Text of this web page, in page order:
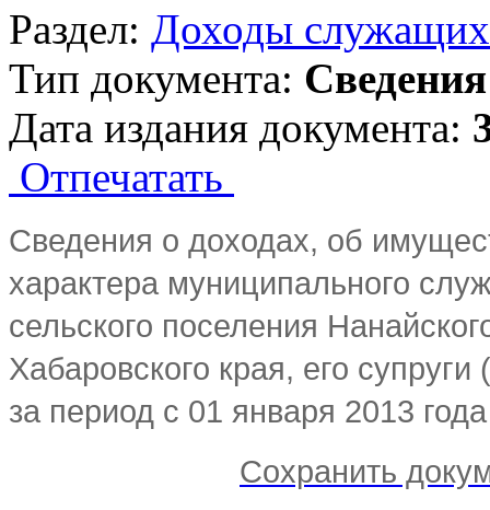
Раздел: Доходы служащих
Тип документа:
Дата издания документа:
Отпечатать
Сведения о доходах, об
характера муниципального
сельского поселения
Хабаровского края, его
за период с 01 января 2013
Сохранить